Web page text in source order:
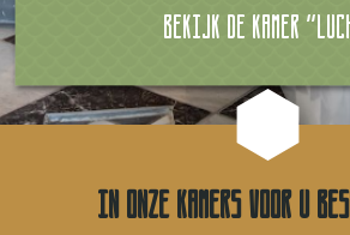
Bekijk de kamer
In onze kamers voor u